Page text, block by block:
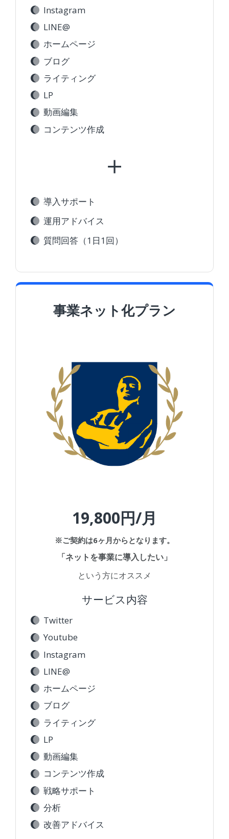
Instagram
LINE@
ホームページ
ブログ
ライティング
LP
動画編集
コンテンツ作成
＋
導入サポート
運用アドバイス
質問回答（1日1回）
事業ネット化プラン
19,800円/月
※ご契約は6ヶ月からとなります。
「ネットを事業に導入したい」
という方にオススメ
サービス内容
Twitter
Youtube
Instagram
LINE@
ホームページ
ブログ
ライティング
LP
動画編集
コンテンツ作成
戦略サポート
分析
改善アドバイス